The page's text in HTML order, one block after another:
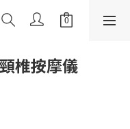
椎按摩儀